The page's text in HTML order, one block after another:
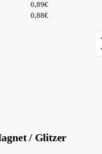
0,89€
0,88€
/ Glitzer